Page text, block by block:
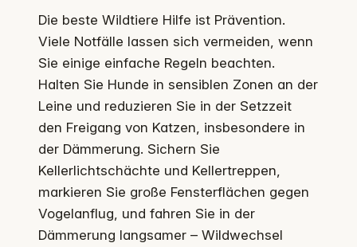
Die beste Wildtiere Hilfe ist Prävention.
Viele Notfälle lassen sich vermeiden, wenn
Sie einige einfache Regeln beachten.
Halten Sie Hunde in sensiblen Zonen an der
Leine und reduzieren Sie in der Setzzeit
den Freigang von Katzen, insbesondere in
der Dämmerung. Sichern Sie
Kellerlichtschächte und Kellertreppen,
markieren Sie große Fensterflächen gegen
Vogelanflug, und fahren Sie in der
Dämmerung langsamer – Wildwechsel